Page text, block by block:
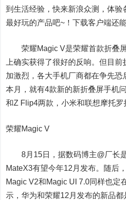
到生活经验，快来新浪众测，体验
最好玩的产品吧~！下载客户端还
荣耀Magic V是荣耀首款折叠屏
上确实获得了很好的反响。但目
加激烈，各大手机厂商都在争先恐
本月，就有4款新的新折叠屏手机
和Z Flip4两款，小米和联想摩托罗
荣耀Magic V
8月15日，据数码博主@厂长
MateX3有望今年12月发布。随后
Magic V2和Magic UI 7.0同样也定
示，华为和荣耀12月发布的新品